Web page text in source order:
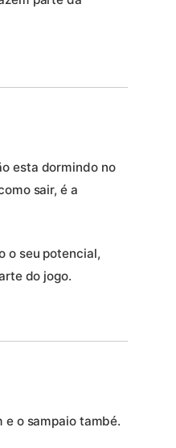
esta dormindo no
sair, é a
o seu potencial,
do jogo.
e o sampaio també.